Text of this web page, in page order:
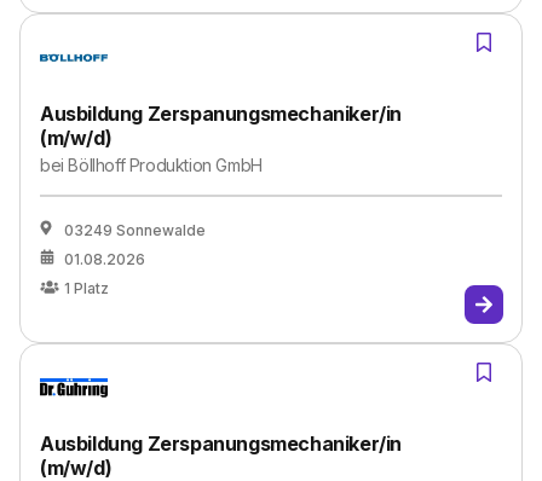
Ausbildung Zerspanungsmechaniker/in
(m/w/d)
beiBöllhoff Produktion GmbH
03249 Sonnewalde
01.08.2026
1 Platz
Ausbildung Zerspanungsmechaniker/in
(m/w/d)